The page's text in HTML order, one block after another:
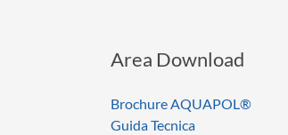
Area Download
Brochure AQUAPOL®
Guida Tecnica